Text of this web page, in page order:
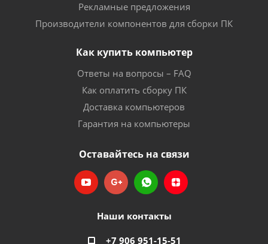
Рекламные предложения
Производители компонентов для сборки ПК
Как купить компьютер
Ответы на вопросы – FAQ
Как оплатить сборку ПК
Доставка компьютеров
Гарантия на компьютеры
Оставайтесь на связи
Наши контакты
+7 906 951-15-51